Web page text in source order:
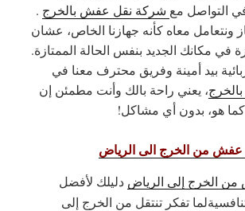
التواصل مع شركة نقل عفش بالخرج .
ونتعامل معاه كأنه جهازنا الخاص، عشان
في مكانك الجديد بنفس الحالة الممتازة.
بيد أمينة وفريق محترف معنا في
، يعني راحة بالك وأنت مطمئن إن
هو، بدون أي مشاكل!
من الخرج الى الرياض
من الخرج إلى الرياض دليلك لأفضل
تفكر تنتقل من الخرج إلى